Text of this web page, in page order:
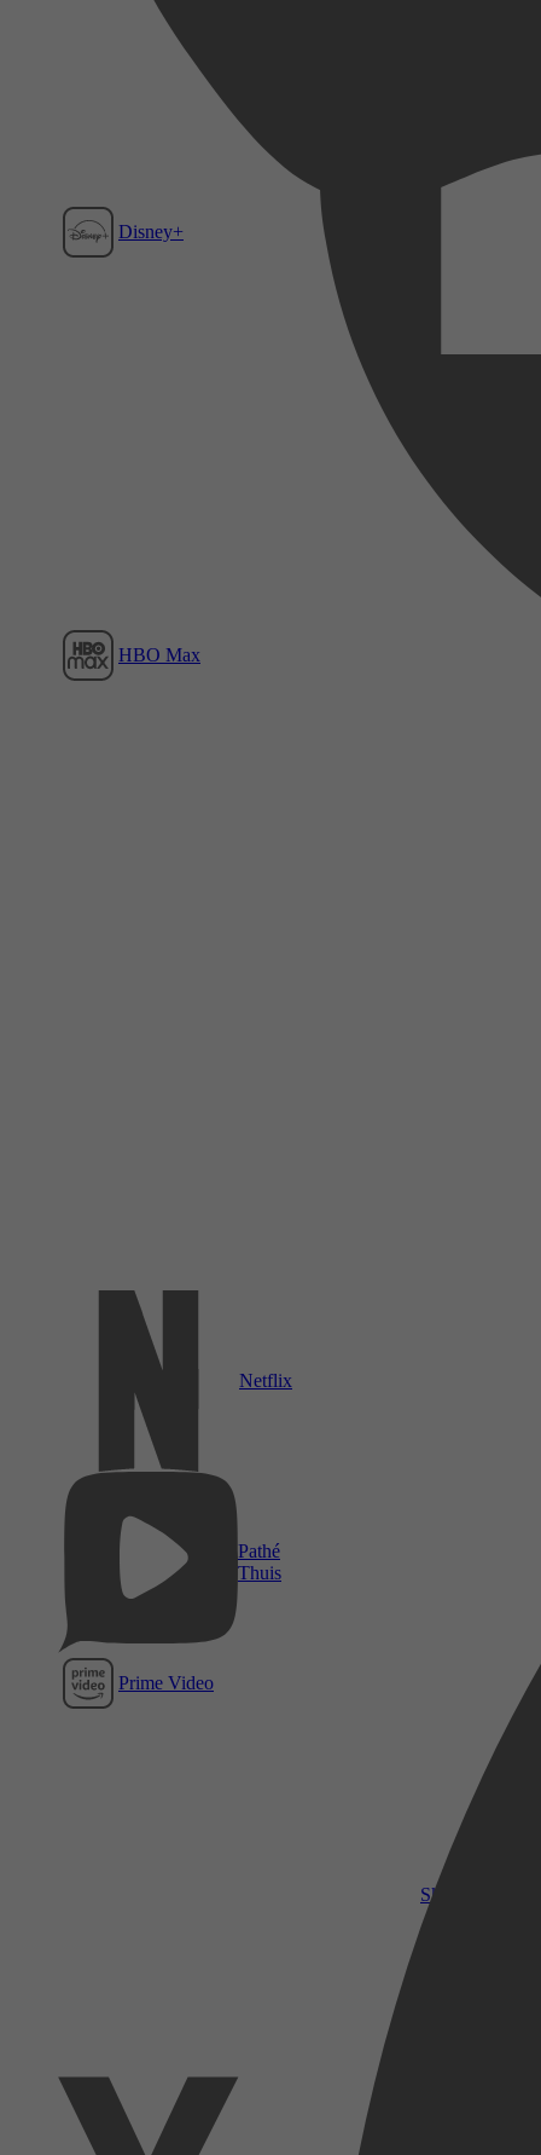
Disney+
HBO Max
Netflix
Pathé
Thuis
Prime Video
SkyShowtime